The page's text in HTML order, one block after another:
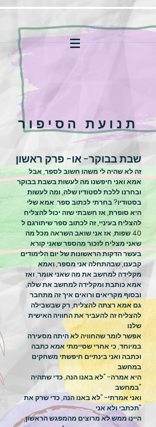
תנועת הסיפור
שבת בבוקר- או- פרק ראשון
זה לא שהיה לי משהו חשוב לספר, אבל
אמא ואני חיפשנו מה לעשות בשבת בבוקר
ובחרנו ללכת לסטודיו שלה, ומה לעשות
בסטודיו? בחרתי לכתוב ספר. אמא שלי
היא סופרת, אז חשבתי שזה יכול להצליח
להצליח בעיניי, זה לכתוב ספר שיתורגם ל
40 שפות, אז אני שואב השראה מכל מה
שאני מצליח לזכור מהספר שאני קורא
בעשר הדקות הראשונות של יום הלימודים
קבענו, שבהתחלה אני מספר, ואמא
מקלידה למחשב את מה שאני אומר, ואז
אמא כותבת ומקלידה למחשב את שלה,
ובסוף מקריאים ורואים איך זה מתחבר
גם אמא רצתה להצליח, רק שבשבילה
להצליח זה להעביר את החוויה האישית
שלנו
אפשר לומר שהחוויה לא היתה מסעירה
במיוחד, כי אחרי שסיימתי אמא כתבה
וכתבה ואני בינתיים חיפשתי משחקים
במחשב
היא אמרה- "לא באנו הנה, כדי שתהיה
במחשב"
ואני אמרתי- "לא באנו הנה, כדי שרק את
תכתבי ולא אני"
היינו ממש לא מרוצים מהמפגש הראשון,